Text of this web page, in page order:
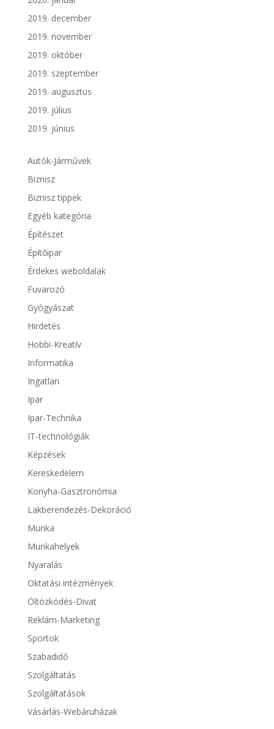
2019. december
2019. november
2019. október
2019. szeptember
2019. augusztus
2019. július
2019. június
Autók-Járművek
Biznisz
Biznisz tippek
Egyéb kategória
Építészet
Építőipar
Érdekes weboldalak
Fuvarozó
Gyógyászat
Hirdetés
Hobbi-Kreatív
Informatika
Ingatlan
Ipar
Ipar-Technika
IT-technológiák
Képzések
Kereskedelem
Konyha-Gasztronómia
Lakberendezés-Dekoráció
Munka
Munkahelyek
Nyaralás
Oktatási intézmények
Öltözködés-Divat
Reklám-Marketing
Sportok
Szabadidő
Szolgáltatás
Szolgáltatások
Vásárlás-Webáruházak